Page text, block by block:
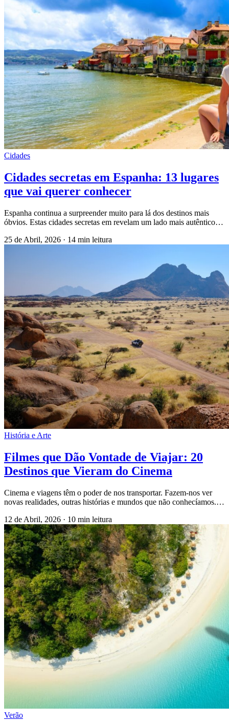
Cidades
Cidades secretas em Espanha: 13 lugares
que vai querer conhecer
Espanha continua a surpreender muito para lá dos destinos mais
óbvios. Estas cidades secretas em revelam um lado mais autêntico…
25 de Abril, 2026 · 14 min leitura
História e Arte
Filmes que Dão Vontade de Viajar: 20
Destinos que Vieram do Cinema
Cinema e viagens têm o poder de nos transportar. Fazem-nos ver
novas realidades, outras histórias e mundos que não conhecíamos.…
12 de Abril, 2026 · 10 min leitura
Verão